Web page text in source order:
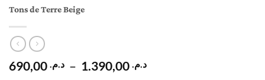
Tons de Terre Beige
د.م. – د.م.Plage